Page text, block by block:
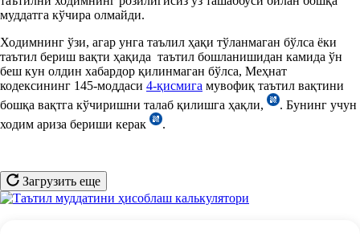
муддатга кўчира олмайди.
Ходимнинг ўзи, агар унга таълил ҳақи тўланмаган бўлса ёки
таътил бериш вақти ҳақида таътил бошланишидан камида ўн
беш кун олдин хабардор қилинмаган бўлса, Меҳнат
кодексининг 145-моддаси 4-қисмига мувофиқ таътил вақтини
бошқа вақтга кўчиришни талаб қилишга ҳақли,
. Бунинг учун
ходим ариза бериши керак
.
Загрузить еще